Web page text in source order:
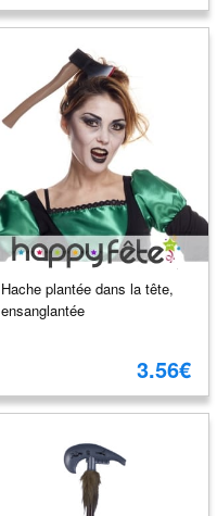
Hache plantée dans la tête,
ensanglantée
3.56€